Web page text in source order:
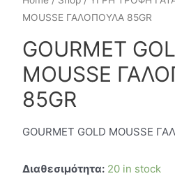
MOUSSE ΓΑΛΟΠΟΥΛΑ 85GR
GOURMET
MOUSSE
85GR
GOURMET GOLD MOUSSE
Διαθεσιμότητα: 20 in stock